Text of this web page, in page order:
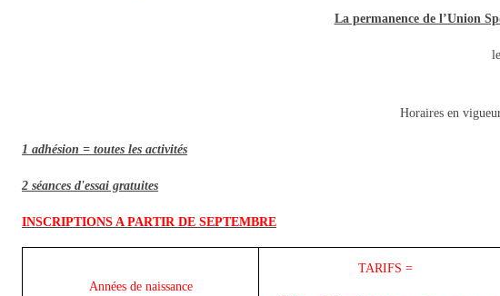
La permanence de l’Union
Horaires en
1 adhésion = toutes les activités
2 séances d'essai gratuites
INSCRIPTIONS A PARTIR DE SEPTEMBRE
Années de naissance
TARIFS =